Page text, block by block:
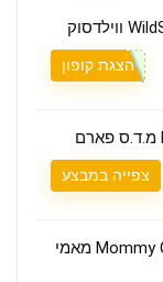
הצגת קופון
צפייה במבצע
קופון עם 10% הנחה – Mommy Care מאמי